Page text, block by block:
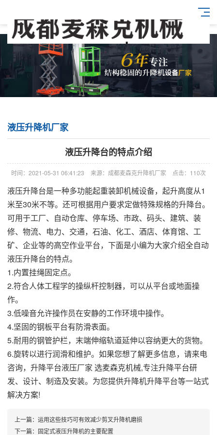
液压升降机厂家
液压升降台的特点介绍
时间：2021-05-31 06:41:23 来源：成都麦森克升降机厂家 点击：110次
液压升降台是一种多功能起重装卸机械设备，起升高度从1
米至30米不等。还可根据用户要求定做特殊规格的升降台。
可用于工厂、自动仓库、停车场、市政、码头、建筑、装
修、物流、电力、交通，石油、化工、酒店、体育馆、工
矿、企业等的高空作业平台，下面是小编为大家介绍全自动
液压升降台的特点。
1.内置挂绳固定点。
2.符合人体工程学的操纵杆控制器，可以从平台或地面操
作。
3.低噪音允许操作员在安静的工作环境中操作。
4.坚固的钢板平台有防滑表面。
5.耐用的钢管护栏，末端伸缩轨道延伸以容纳更大的货物。
6.旋转以进行润滑和维护。如果您想了解更多信息，请来电
咨询，升降平台液压厂家 选麦森克机械,专注升降平台研
发、设计、制造及安装。为您提供升降机升降平台等一站式
解决方案!
上一篇： 运用这些技巧可有效减少剪叉升降机磨损
下一篇： 固定式液压升降机的主要配置